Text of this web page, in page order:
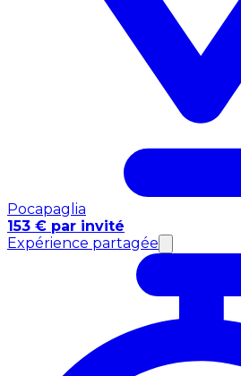
Pocapaglia
153 € par invité
Expérience partagée